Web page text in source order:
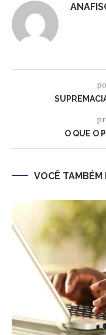
O QUE O
VOCÊ TAMBÉM